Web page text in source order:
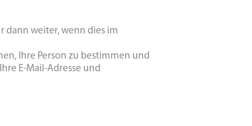
dann weiter, wenn dies im
Ihre Person zu bestimmen und
E-Mail-Adresse und